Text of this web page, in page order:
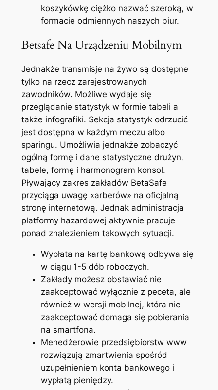
koszykówkę ciężko nazwać szeroką, w
formacie odmiennych naszych biur.
Betsafe Na Urządzeniu Mobilnym
Jednakże transmisje na żywo są dostępne
tylko na rzecz zarejestrowanych
zawodników. Możliwe wydaje się
przeglądanie statystyk w formie tabeli a
także infografiki. Sekcja statystyk odrzucić
jest dostępna w każdym meczu albo
sparingu. Umożliwia jednakże zobaczyć
ogólną formę i dane statystyczne drużyn,
tabele, formę i harmonogram konsol.
Pływający zakres zakładów BetaSafe
przyciąga uwagę «arberów» na oficjalną
stronę internetową. Jednak administracja
platformy hazardowej aktywnie pracuje
ponad znalezieniem takowych sytuacji.
Wypłata na kartę bankową odbywa się
w ciągu 1-5 dób roboczych.
Zakłady możesz obstawiać nie
zaakceptować wyłącznie z peceta, ale
również w wersji mobilnej, która nie
zaakceptować domaga się pobierania
na smartfona.
Menedżerowie przedsiębiorstw www
rozwiązują zmartwienia spośród
uzupełnieniem konta bankowego i
wypłatą pieniędzy.